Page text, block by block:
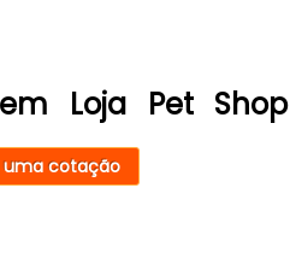
Loja Pet Shop
cotação